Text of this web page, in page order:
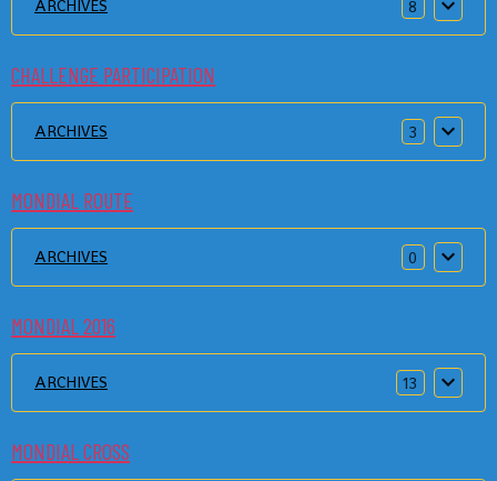
ARCHIVES 8
CHALLENGE PARTICIPATION
ARCHIVES 3
MONDIAL ROUTE
ARCHIVES 0
MONDIAL 2016
ARCHIVES 13
MONDIAL CROSS